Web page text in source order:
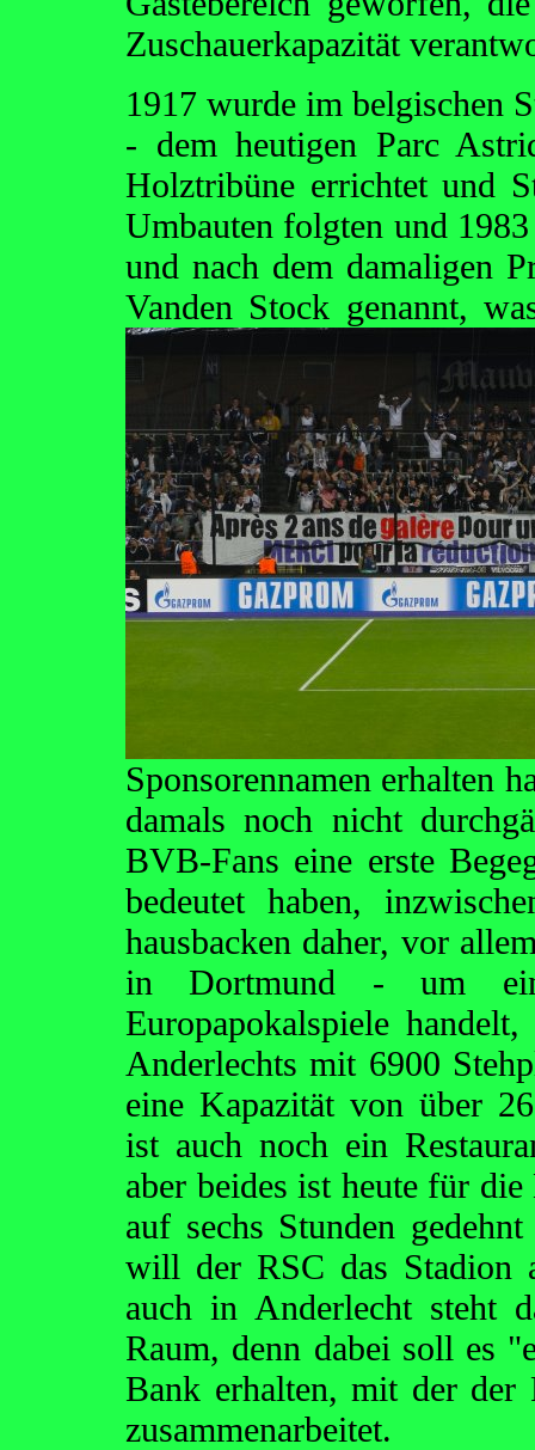
Zuschauerkapazität
1917 wurde im belgischen
- dem heutigen Parc
Holztribüne errichtet und
Umbauten folgten und
und nach dem damaligen
Vanden Stock genannt,
Sponsorennamen erhalten
damals noch nicht
BVB-Fans eine erste
bedeutet haben,
hausbacken daher, vor
in Dortmund - um
Europapokalspiele
Anderlechts mit 6900
eine Kapazität von über
ist auch noch ein
aber beides ist heute für
auf sechs Stunden
will der RSC das Stadion
auch in Anderlecht steht
Raum, denn dabei soll es
Bank erhalten, mit der der
zusammenarbeitet.